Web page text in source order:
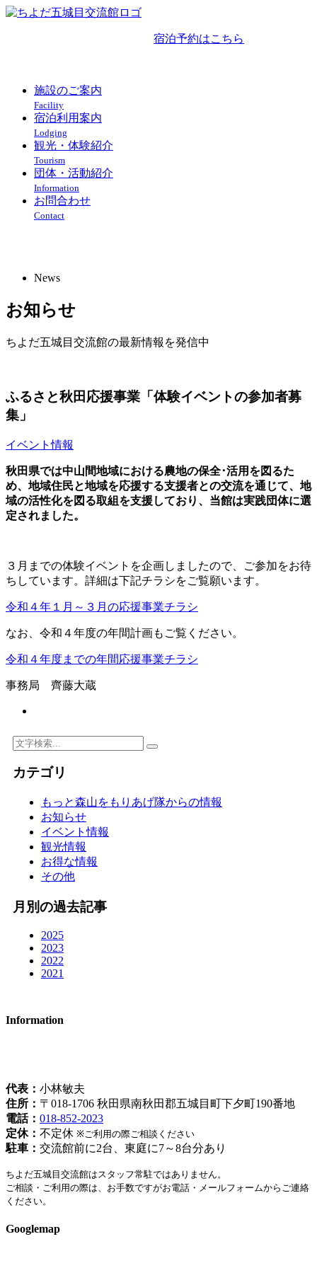
宿泊予約はこちら
施設のご案内
Facility
宿泊利用案内
Lodging
観光・体験紹介
Tourism
団体・活動紹介
Information
お問合わせ
Contact
News
お知らせ
ちよだ五城目交流館の最新情報を発信中
ふるさと秋田応援事業「体験イベントの参加者募
集」
イベント情報
秋田県では中山間地域における農地の保全･活用を図るた
め、地域住民と地域を応援する支援者との交流を通じて、地
域の活性化を図る取組を支援しており、当館は実践団体に選
定されました。
３月までの体験イベントを企画しましたので、ご参加をお待
ちしています。詳細は下記チラシをご覧願います。
令和４年１月～３月の応援事業チラシ
なお、令和４年度の年間計画もご覧ください。
令和４年度までの年間応援事業チラシ
事務局 齊藤大蔵
カテゴリ
もっと森山をもりあげ隊からの情報
お知らせ
イベント情報
観光情報
お得な情報
その他
月別の過去記事
2025
2023
2022
2021
Information
代表： 小林敏夫
住所： 〒018-1706 秋田県南秋田郡五城目町下夕町190番地
電話： 018-852-2023
定休： 不定休 ※ご利用の際ご相談ください
駐車： 交流館前に2台、東庭に7～8台分あり
ちよだ五城目交流館はスタッフ常駐ではありません。
ご相談・ご利用の際は、お手数ですがお電話・メールフォームからご連絡
ください。
Googlemap